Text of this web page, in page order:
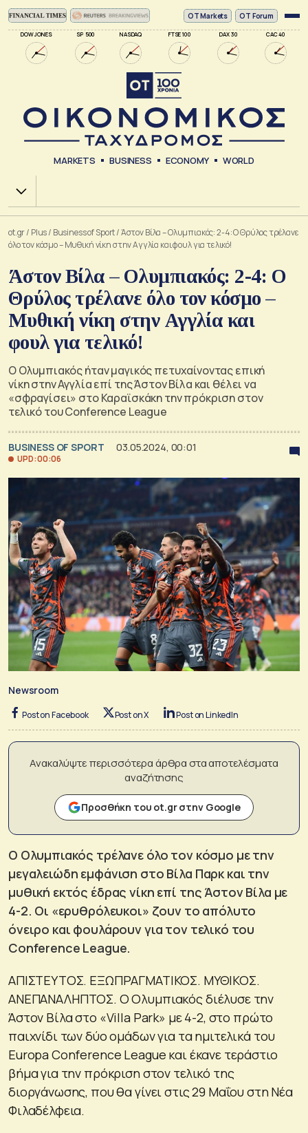
DOW JONES SP 500 NASDAQ FTSE 100 DAX 30 CAC 40
ΟΤ Markets OT Forum
MARKETS BUSINESS ECONOMY WORLD
Χ.Α.
ot.gr/ Plus/ Business of Sport/Άστον Βίλα – Ολυμπιακός: 2-4: Ο Θρύλος τρέλανε
όλο τον κόσμο – Μυθική νίκη στην Αγγλία και φουλ για τελικό!
Άστον Βίλα – Ολυμπιακός: 2-4: Ο
Θρύλος τρέλανε όλο τον κόσμο –
Μυθική νίκη στην Αγγλία και
φουλ για τελικό!
Ο Ολυμπιακός ήταν μαγικός πετυχαίνοντας επική
νίκη στην Αγγλία επί της Άστον Βίλα και θέλει να
«σφραγίσει» στο Καραϊσκάκη την πρόκριση στον
τελικό του Conference League
BUSINESS OF SPORT 03.05.2024, 00:01
UPD: 00:06
Newsroom
Post on Facebook Post on X Post on LinkedIn
Ανακαλύψτε περισσότερα άρθρα στα αποτελέσματα
αναζήτησης
Προσθήκη του ot.gr στην Google
Ο Ολυμπιακός τρέλανε όλο τον κόσμο με την
μεγαλειώδη εμφάνιση στο Βίλα Παρκ και την
μυθική εκτός έδρας νίκη επί της Άστον Βίλα με
4-2. Οι «ερυθρόλευκοι» ζουν το απόλυτο
όνειρο και φουλάρουν για τον τελικό του
Conference League.
ΑΠΙΣΤΕΥΤΟΣ. ΕΞΩΠΡΑΓΜΑΤΙΚΟΣ. ΜΥΘΙΚΟΣ.
ΑΝΕΠΑΝΑΛΗΠΤΟΣ. Ο Ολυμπιακός διέλυσε την
Άστον Βίλα στο «Villa Park» με 4-2, στο πρώτο
παιχνίδι των δύο ομάδων για τα ημιτελικά του
Europa Conference League και έκανε τεράστιο
βήμα για την πρόκριση στον τελικό της
διοργάνωσης, που θα γίνει στις 29 Μαΐου στη Νέα
Φιλαδέλφεια.